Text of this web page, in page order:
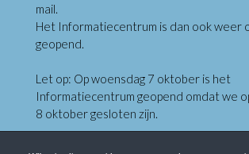
mail.
Het Informatiecentrum is dan ook weer
geopend.
Let op: Op woensdag 7 oktober is het
Informatiecentrum geopend omdat we
8 oktober gesloten zijn.